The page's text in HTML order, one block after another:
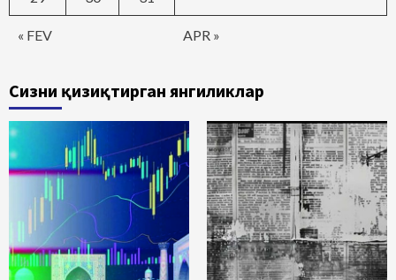
« FEV APR »
Сизни қизиқтирган янгиликлар